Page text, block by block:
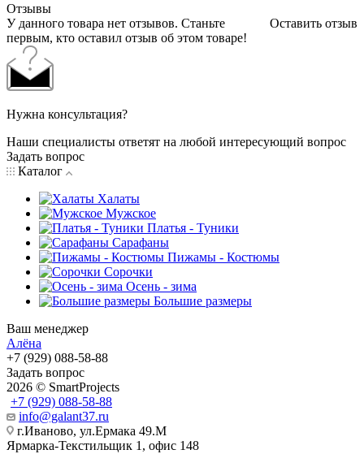
Отзывы
Оставить отзыв
У данного товара нет отзывов. Станьте
первым, кто оставил отзыв об этом товаре!
Нужна консультация?
Наши специалисты ответят на любой интересующий вопрос
Задать вопрос
Каталог
Халаты
Мужское
Платья - Туники
Сарафаны
Пижамы - Костюмы
Сорочки
Oсень - зима
Большие размеры
Ваш менеджер
Алёна
+7 (929) 088-58-88
Задать вопрос
2026 © SmartProjects
+7 (929) 088-58-88
info@galant37.ru
г.Иваново, ул.Ермака 49.M
Ярмарка-Текстильщик 1, офис 148